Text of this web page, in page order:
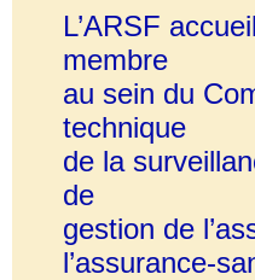
L’ARSF
membre
au sein du
technique
de la
de
gestion de
l’assurance-